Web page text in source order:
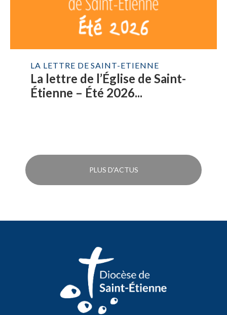
LA LETTRE DE SAINT-ETIENNE
La lettre de l’Église de Saint-
Étienne – Été 2026...
PLUS D'ACTUS